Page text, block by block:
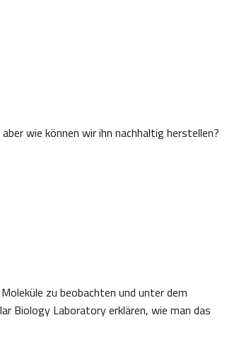
wie können wir ihn nachhaltig herstellen?
zu beobachten und unter dem
Biology Laboratory erklären, wie man das